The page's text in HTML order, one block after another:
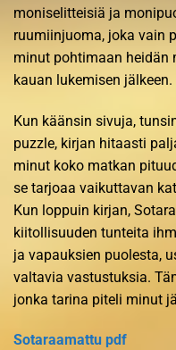
moniselitteisiä ja
ruumiinjuoma, joka vain
minut pohtimaan heidän
kauan lukemisen jälkeen.
Kun käänsin sivuja,
puzzle, kirjan hitaasti
minut koko matkan
se tarjoaa vaikuttavan
Kun loppuin kirjan,
kiitollisuuden tunteita
ja vapauksien puolesta,
valtavia vastustuksia.
jonka tarina piteli minut
Sotaraamattu pdf